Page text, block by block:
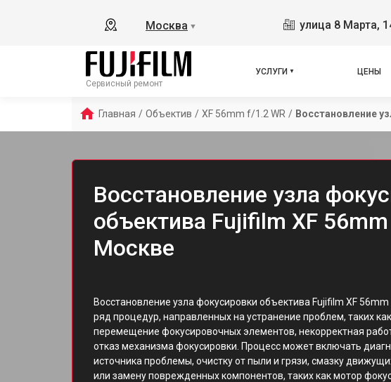
Москва ▼ улица 8 Марта,
Сервисный ремонт
УСЛУГИ ЦЕНЫ
Главная / Объектив / XF 56mm f/1.2 WR / Восстановление
Восстановление узла
объектива Fujifilm XF
Москве
Восстановление узла фокусировки объектива Fujifilm XF
ряд процедур, направленных на устранение проблем, таких
перемещение фокусировочных элементов, некорректная
отказ механизма фокусировки. Процесс может включать
источника проблемы, очистку от пыли и грязи, смазку
или замену поврежденных компонентов, таких как мотор